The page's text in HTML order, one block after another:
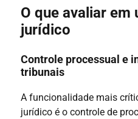
O que avaliar em
jurídico
Controle processual e
tribunais
A funcionalidade mais
jurídico é o controle de